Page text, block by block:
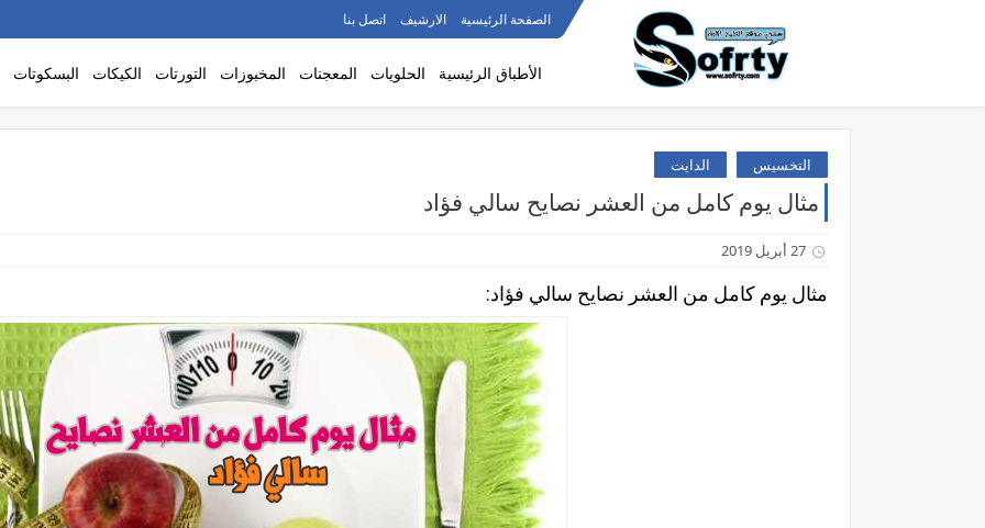
الصفحة الرئيسية الارشيف اتصل بنا
الأطباق الرئيسية الحلويات المعجنات المخبوزات التورتات الكيكات البسكوتات
التخسيس الدايت
مثال يوم كامل من العشر نصايح سالي فؤاد
27 أبريل 2019
مثال يوم كامل من العشر نصايح سالي فؤاد: